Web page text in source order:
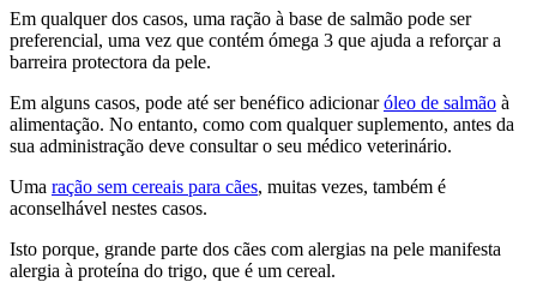
Em qualquer dos casos, uma ração à base de salmão pode ser
preferencial, uma vez que contém ómega 3 que ajuda a reforçar a
barreira protectora da pele.
Em alguns casos, pode até ser benéfico adicionaróleo de salmão à
alimentação. No entanto, como com qualquer suplemento, antes da
sua administração deve consultar o seu médico veterinário.
Uma ração sem cereais para cães, muitas vezes, também é
aconselhável nestes casos.
Isto porque, grande parte dos cães com alergias na pele manifesta
alergia à proteína do trigo, que é um cereal.